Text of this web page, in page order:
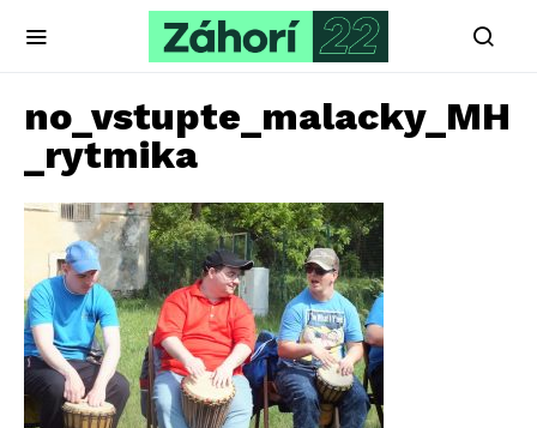
no_vstupte_malacky_MH
_rytmika